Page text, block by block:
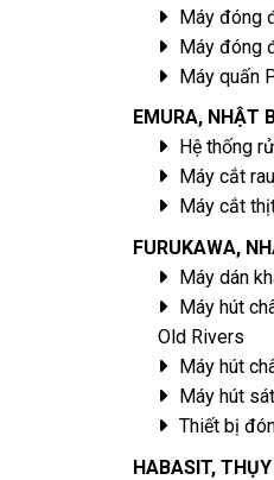
Máy đóng
Máy đóng
Máy quấn
EMURA, NHẬT
Hệ thống
Máy cắt
Máy cắt
FURUKAWA,
Máy dán
Máy hút
Old Rivers
Máy hút
Máy hút
Thiết bị
HABASIT,